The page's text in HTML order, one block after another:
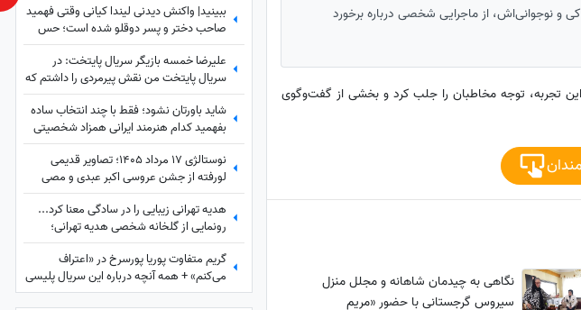
و نوجوانی‌اش، از ماجرایی شخصی درباره برخورد
تجربه، توجه مخاطبان را جلب کرد و بخشی از گفت‌وگوی
نگاهی به چیدمان شاهانه و مجلل منزل
سیروس گرجستانی با حضور «مریم
ببینید| واکنش دیدنی لیندا کیانی وقتی فهمید
صاحب دختر و پسر دوقلو شده است؛ حس
عجیبی داشتم چون فهمیدم پسرم یه...
علیرضا خمسه بازیگر سریال پایتخت: در
سریال پایتخت من نقش پیرمردی را داشتم که
هیچ دیالوگی نداشت! پنجعلی از طریق
نگاهش با مردم حرف می زد
شاید باورتان نشود؛ فقط با چند انتخاب ساده
بفهمید کدام هنرمند ایرانی همزاد شخصیتی
شماست! از شوخ‌طبعی نعیمه نظام‌دوست تا
احساسات عمیق شهاب حسینی؛ شما شبیه
کدام‌یک هستید؟
نوستالژی 17 مرداد 1405؛ تصاویر قدیمی
لورفته از جشن عروسی اکبر عبدی و مصی
خانوم در مرداد 1365
هدیه تهرانی زیبایی را در سادگی معنا کرد...
رونمایی از گلخانه شخصی هدیه تهرانی؛
بهشت شمعدانی‌های رنگی خانم بازیگر همه را
شگفت‌زده کرد!
گریم متفاوت پوریا پورسرخ در «اعتراف
می‌کنم» + همه آنچه درباره این سریال پلیسی
باید بدانید